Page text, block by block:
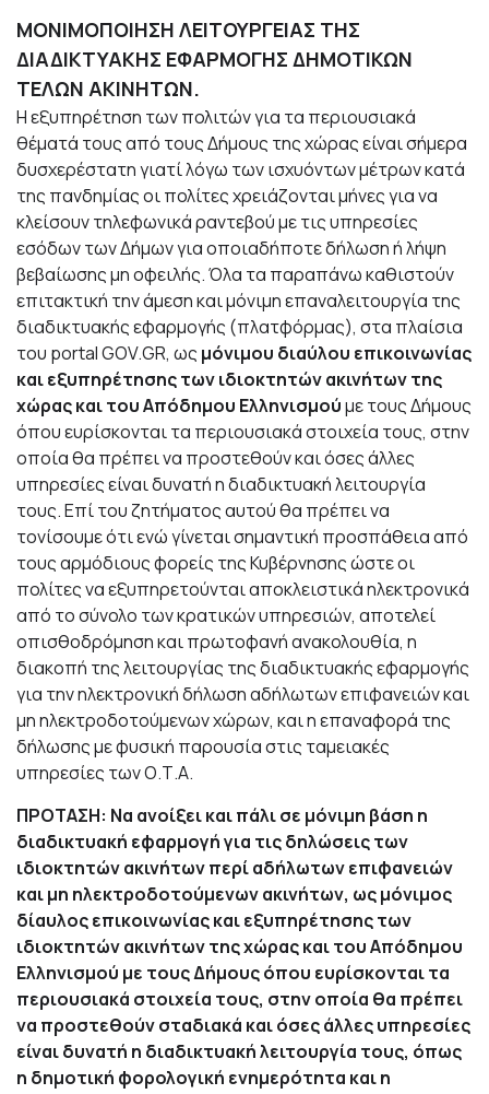
ΜΟΝΙΜΟΠΟΙΗΣΗ ΛΕΙΤΟΥΡΓΕΙΑΣ ΤΗΣ
ΔΙΑΔΙΚΤΥΑΚΗΣ ΕΦΑΡΜΟΓΗΣ ΔΗΜΟΤΙΚΩΝ
ΤΕΛΩΝ ΑΚΙΝΗΤΩΝ.
Η εξυπηρέτηση των πολιτών για τα περιουσιακά
θέματά τους από τους Δήμους της χώρας είναι σήμερα
δυσχερέστατη γιατί λόγω των ισχυόντων μέτρων κατά
της πανδημίας οι πολίτες χρειάζονται μήνες για να
κλείσουν τηλεφωνικά ραντεβού με τις υπηρεσίες
εσόδων των Δήμων για οποιαδήποτε δήλωση ή λήψη
βεβαίωσης μη οφειλής. Όλα τα παραπάνω καθιστούν
επιτακτική την άμεση και μόνιμη επαναλειτουργία της
διαδικτυακής εφαρμογής (πλατφόρμας), στα πλαίσια
του portalGOV.GR, ως μόνιμου διαύλου επικοινωνίας
και εξυπηρέτησης των ιδιοκτητών ακινήτων της
χώρας και του Απόδημου Ελληνισμούμε τους Δήμους
όπου ευρίσκονται τα περιουσιακά στοιχεία τους, στην
οποία θα πρέπει να προστεθούν και όσες άλλες
υπηρεσίες είναι δυνατή η διαδικτυακή λειτουργία
τους. Επί του ζητήματος αυτού θα πρέπει να
τονίσουμε ότι ενώ γίνεται σημαντική προσπάθεια από
τους αρμόδιους φορείς της Κυβέρνησης ώστε οι
πολίτες να εξυπηρετούνται αποκλειστικά ηλεκτρονικά
από το σύνολο των κρατικών υπηρεσιών, αποτελεί
οπισθοδρόμηση και πρωτοφανή ανακολουθία, η
διακοπή της λειτουργίας της διαδικτυακής εφαρμογής
για την ηλεκτρονική δήλωση αδήλωτων επιφανειών και
μη ηλεκτροδοτούμενων χώρων, και η επαναφορά της
δήλωσης με φυσική παρουσία στις ταμειακές
υπηρεσίες των Ο.Τ.Α.
ΠΡΟΤΑΣΗ: Να ανοίξει και πάλι σε μόνιμη βάση η
διαδικτυακή εφαρμογή για τις δηλώσεις των
ιδιοκτητών ακινήτων περί αδήλωτων επιφανειών
και μη ηλεκτροδοτούμενων ακινήτων, ως μόνιμος
δίαυλος επικοινωνίας και εξυπηρέτησης των
ιδιοκτητών ακινήτων της χώρας και του Απόδημου
Ελληνισμού με τους Δήμους όπου ευρίσκονται τα
περιουσιακά στοιχεία τους, στην οποία θα πρέπει
να προστεθούν σταδιακά και όσες άλλες υπηρεσίες
είναι δυνατή η διαδικτυακή λειτουργία τους, όπως
η δημοτική φορολογική ενημερότητα και η